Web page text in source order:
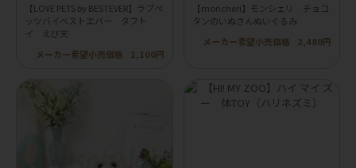
【LOVE PETS by BESTEVER】ラブペ
ッツバイベストエバー タフト
イ えび天
メーカー希望小売価格
1,100円
【moncheri】モンシェリ チョコ
タンのいぬさんぬいぐるみ
メーカー希望小売価格
2,480円